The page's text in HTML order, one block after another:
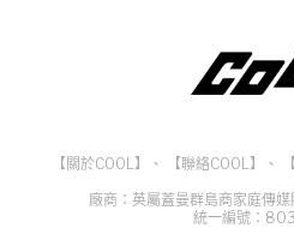
【關於COOL】 、 【聯絡COOL】 、
廠商：英屬蓋曼群島商家庭傳
統一編號：